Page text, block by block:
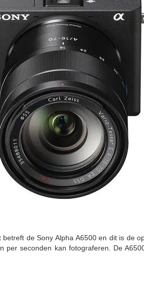
de Sony Alpha A6500 en dit is de
seconden kan fotograferen. De